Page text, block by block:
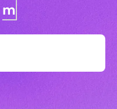
managers